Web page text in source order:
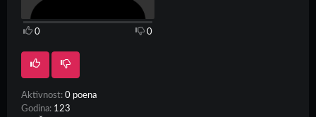
0 0
Aktivnost: 0 poena
Godina: 123